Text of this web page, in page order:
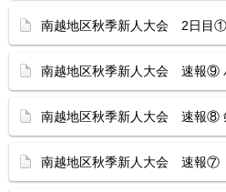
南越地区秋季新人大会 2日目
南越地区秋季新人大会 速報⑨
南越地区秋季新人大会 速報⑧
南越地区秋季新人大会 速報⑦